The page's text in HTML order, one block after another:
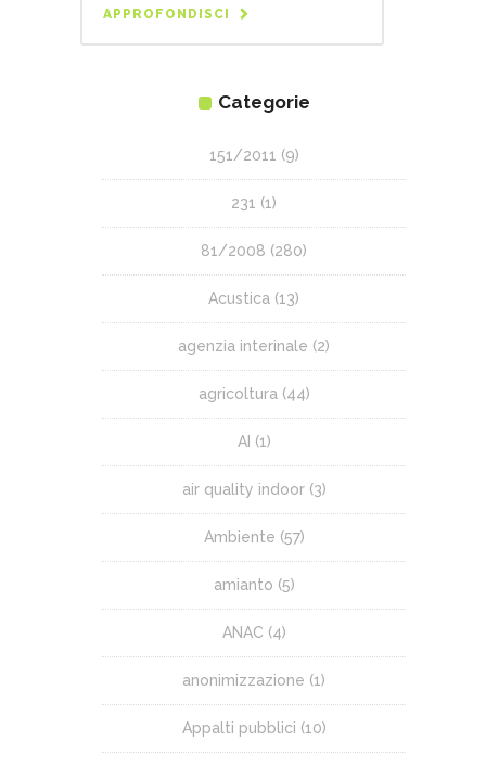
APPROFONDISCI
Categorie
151/2011 (9)
231 (1)
81/2008 (280)
Acustica (13)
agenzia interinale (2)
agricoltura(44)
AI (1)
air quality indoor(3)
Ambiente (57)
amianto (5)
ANAC (4)
anonimizzazione (1)
Appalti pubblici (10)